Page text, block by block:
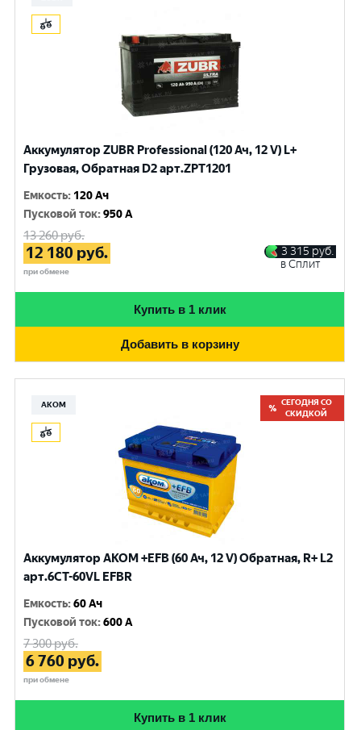
Аккумулятор ZUBR Professional (120 Ач, 12 V) L+
Грузовая, Обратная D2 арт.ZPT1201
Емкость: 120 Ач
Пусковой ток:950 A
13 260руб.
12 180 руб.
при обмене
3 315 руб.
в Сплит
Купить в 1 клик
Добавить в корзину
АКОМ
СЕГОДНЯ СО
СКИДКОЙ
Аккумулятор AKOM +EFB (60 Ач, 12 V) Обратная, R+ L2
арт.6CТ-60VL EFBR
Емкость:60 Ач
Пусковой ток:600 A
7 300руб.
6 760 руб.
при обмене
Купить в 1 клик